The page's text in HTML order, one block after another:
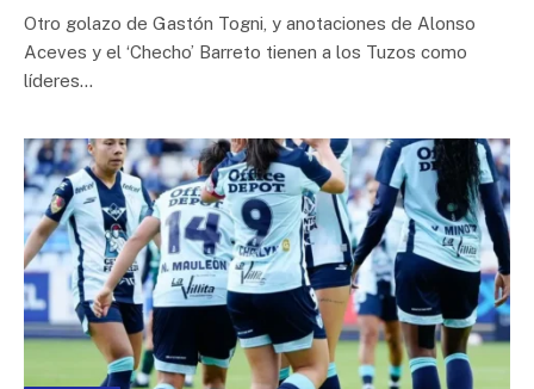
Otro golazo de Gastón Togni, y anotaciones de Alonso
Aceves y el ‘Checho’ Barreto tienen a los Tuzos como
líderes…